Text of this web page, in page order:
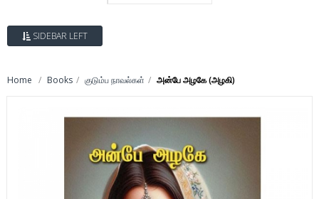
SIDEBAR LEFT
Home Books குடும்ப நாவல்கள் அன்பே அழகே (அழகி)